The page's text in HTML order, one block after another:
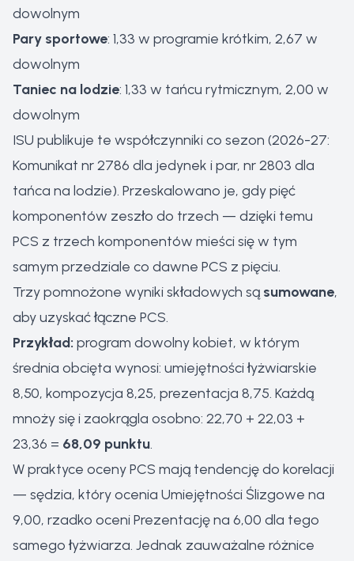
dowolnym
Pary sportowe: 1,33 w programie krótkim, 2,67 w
dowolnym
Taniec na lodzie: 1,33 w tańcu rytmicznym, 2,00 w
dowolnym
ISU publikuje te współczynniki co sezon (2026-27:
Komunikat nr 2786 dla jedynek i par, nr 2803 dla
tańca na lodzie). Przeskalowano je, gdy pięć
komponentów zeszło do trzech — dzięki temu
PCS z trzech komponentów mieści się w tym
samym przedziale co dawne PCS z pięciu.
Trzy pomnożone wyniki składowych są sumowane,
aby uzyskać łączne PCS.
Przykład: program dowolny kobiet, w którym
średnia obcięta wynosi: umiejętności łyżwiarskie
8,50, kompozycja 8,25, prezentacja 8,75. Każdą
mnoży się i zaokrągla osobno: 22,70 + 22,03 +
23,36 = 68,09 punktu.
W praktyce oceny PCS mają tendencję do korelacji
— sędzia, który ocenia Umiejętności Ślizgowe na
9,00, rzadko oceni Prezentację na 6,00 dla tego
samego łyżwiarza. Jednak zauważalne różnice